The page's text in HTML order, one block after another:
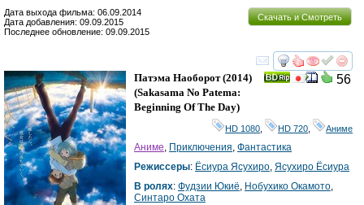
Скачать и Смотреть
Дата выхода фильма: 06.09.2014
Дата добавления: 09.09.2015
Последнее обновление: 09.09.2015
смотреть
56
Патэма Наоборот(2014)
(Sakasama No Patema:
Beginning Of The Day)
HD 1080 HD 720 Аниме
Аниме, Приключения, Фантастика
Режиссеры: Ёсиура Ясухиро, Ясухиро Ёсиура
В ролях: Фудзии Юкиё, Нобухико Окамото,
Синтаро Охата